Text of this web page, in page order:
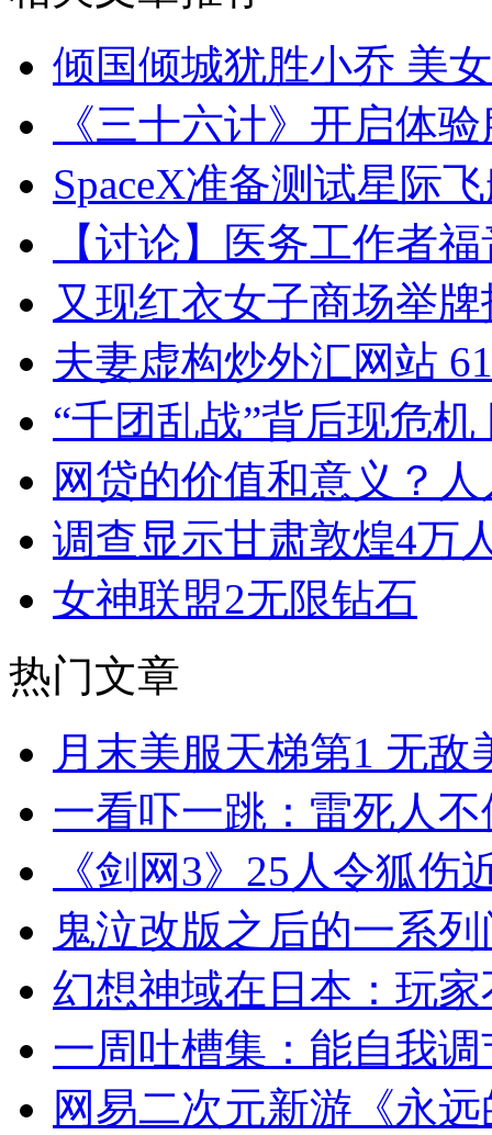
倾国倾城犹胜小乔 美
《三十六计》开启体
SpaceX准备测试星际
【讨论】医务工作者
又现红衣女子商场举
夫妻虚构炒外汇网站
“千团乱战”背后现危
网贷的价值和意义？
调查显示甘肃敦煌4万
女神联盟2无限钻石
热门文章
月末美服天梯第1 无敌
一看吓一跳：雷死人
《剑网3》25人令狐伤
鬼泣改版之后的一系
幻想神域在日本：玩
一周吐槽集：能自我
网易二次元新游《永